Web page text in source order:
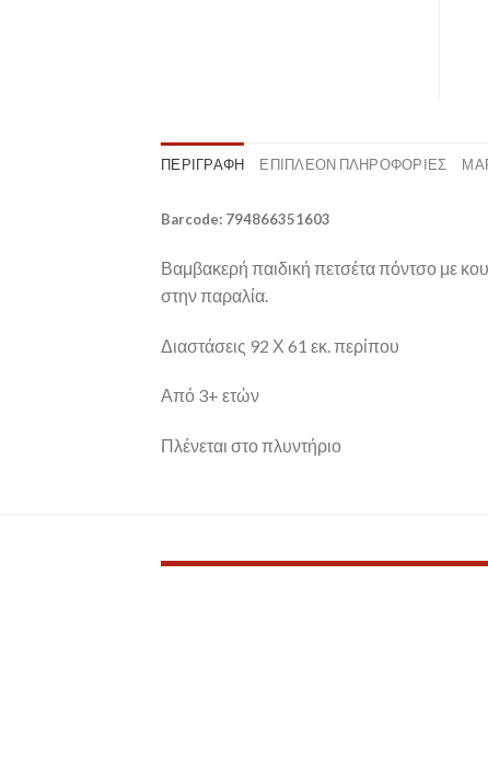
ΠΕΡΙΓΡΑΦΉ ΕΠΙΠΛΈΟΝ ΠΛΗΡΟΦΟΡΊΕΣ
Barcode: 794866351603
Βαμβακερή παιδική πετσέτα πόντσο με
στην παραλία.
Διαστάσεις 92 Χ 61 εκ. περίπου
Από 3+ ετών
Πλένεται στο πλυντήριο